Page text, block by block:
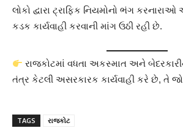
લોકો દ્વારા ટ્રાફિક નિયમોનો ભંગ
કડક કાર્યવાહી કરવાની માંગ ઉઠી રહી છે.
રાજકોટમાં વધતા અકસ્માત અને
તંત્ર કેટલી અસરકારક કાર્યવાહી કરે છે, તે
TAGS રાજકોટ